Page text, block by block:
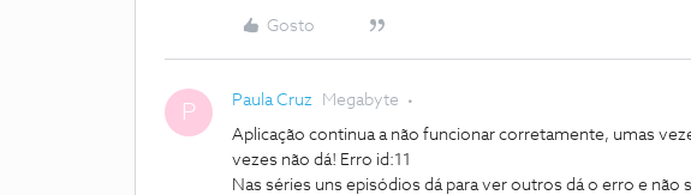
Gosto
P Paula Cruz Megabyte
Aplicação continua a não funcionar corretamente, umas
vezes não dá! Erro id:11
Nas séries uns episódios dá para ver outros dá o erro e não